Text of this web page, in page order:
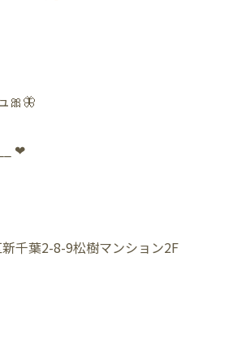
🎀🦋
❤︎
千葉2-8-9松樹マンション2F